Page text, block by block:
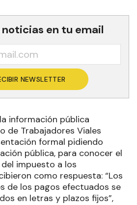
noticias en tu email
NEWSLETTER
información pública
de Trabajadores Viales
formal pidiendo
pública, para conocer el
impuesto a los
como respuesta: “Los
de los pagos efectuados se
en letras y plazos fijos”,